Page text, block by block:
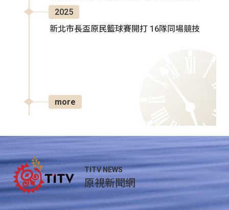
2025
新北市長盃原民籃球賽開打 16隊同場競技
more
TITV NEWS
原視新聞網